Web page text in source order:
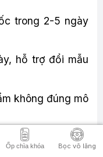
trong 2-5 ngày
hỗ trợ đổi mẫu
không đúng mô
trở lên
Ốp chìa khóa Bọc vô lăng